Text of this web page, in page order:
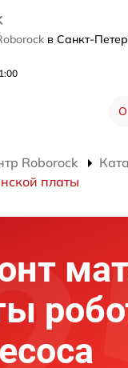
в Санкт-
О
Roborock
платы